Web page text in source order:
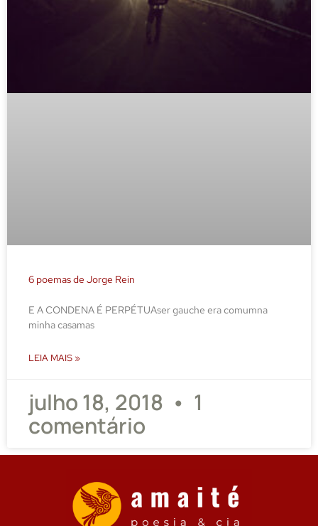
6 poemas de Jorge Rein
E A CONDENA É PERPÉTUAser gauche era comumna
minha casamas
LEIA MAIS »
julho 18, 2018
1
comentário